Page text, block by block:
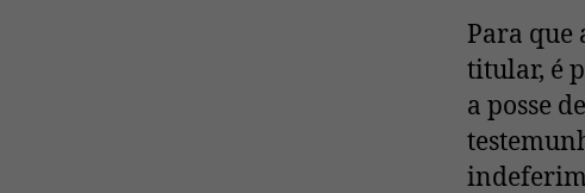
Para que
titular, é
a posse